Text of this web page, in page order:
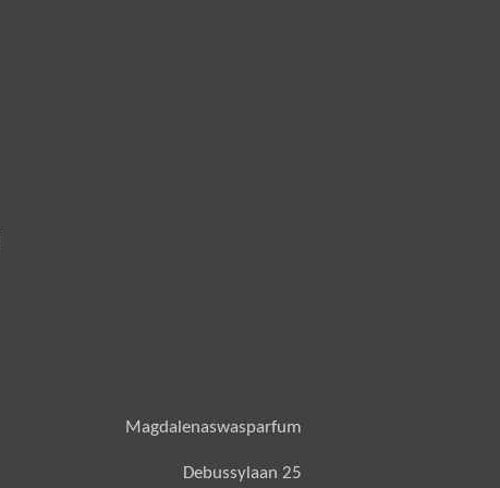
Magdalenaswasparfum
Debussylaan 25